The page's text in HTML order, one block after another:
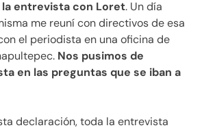
entrevista con Loret. Un día
me reuní con directivos de esa
el periodista en una oficina de
Nos pusimos de
en las preguntas que se iban a
declaración, toda la entrevista